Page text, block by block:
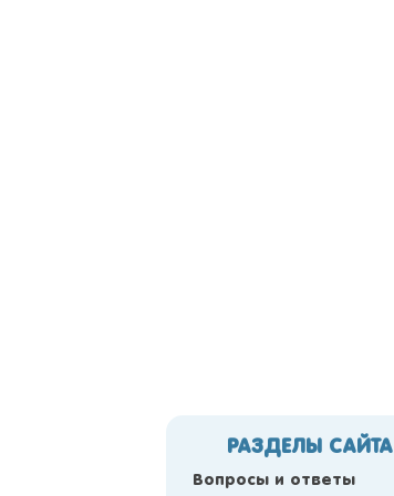
РАЗДЕЛЫ САЙТА
Вопросы и ответы